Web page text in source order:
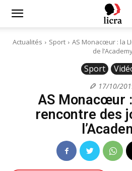
Licra
Actualités Sport
AS Monacœur : la
de
Sport
17/10/
AS Monacœur
rencontre des